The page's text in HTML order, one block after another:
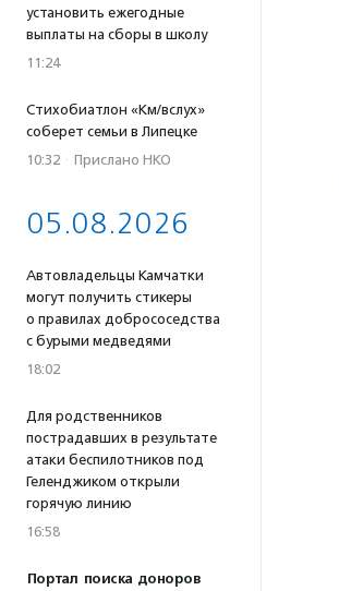
установить ежегодные
выплаты на сборы в школу
11:24
Стихобиатлон «Км/вслух»
соберет семьи в Липецке
10:32 · Прислано НКО
05.08.2026
Автовладельцы Камчатки
могут получить стикеры
о правилах добрососедства
с бурыми медведями
18:02
Для родственников
пострадавших в результате
атаки беспилотников под
Геленджиком открыли
горячую линию
16:58
Портал поиска доноров